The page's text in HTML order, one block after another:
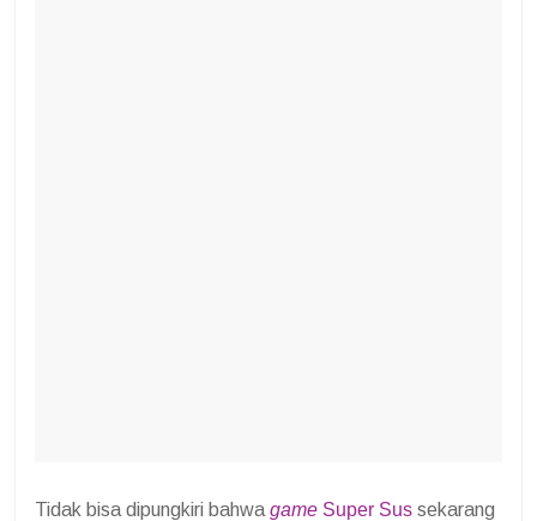
Tidak bisa dipungkiri bahwa game Super Sus sekarang